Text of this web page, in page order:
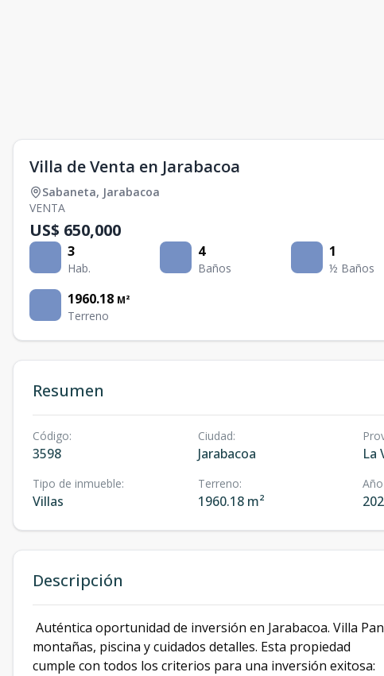
Villa de Venta en Jarabacoa
Sabaneta, Jarabacoa
VENTA
US$ 650,000
3
Hab.
4
Baños
1
½ Baños
1960.18 M²
Terreno
Resumen
Código:
3598
Ciudad:
Jarabacoa La
Tipo de inmueble:
Villas
Terreno:
1960.18 m²
Descripción
Auténtica oportunidad de inversión en Jarabacoa. Villa
montañas, piscina y cuidados detalles. Esta propiedad
cumple con todos los criterios para una inversión exitosa: